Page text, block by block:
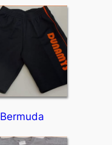
Bermuda